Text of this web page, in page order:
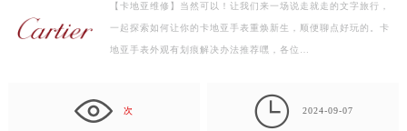
【卡地亚维修】当然可以！让我们来一场说走就走的文字旅行，
一起探索如何让你的卡地亚手表重焕新生，顺便聊点好玩的。卡
地亚手表外观有划痕解决办法推荐嘿，各位…
次  2024-09-07